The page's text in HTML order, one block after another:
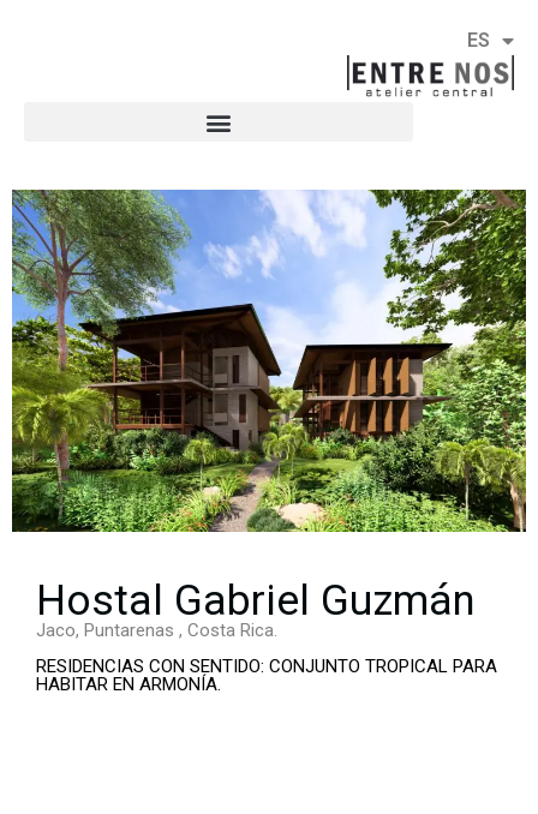
ES
EN
Hostal Gabriel Guzmán
Jaco, Puntarenas , Costa Rica.
RESIDENCIAS CON SENTIDO: CONJUNTO TROPICAL PARA
HABITAR EN ARMONÍA.